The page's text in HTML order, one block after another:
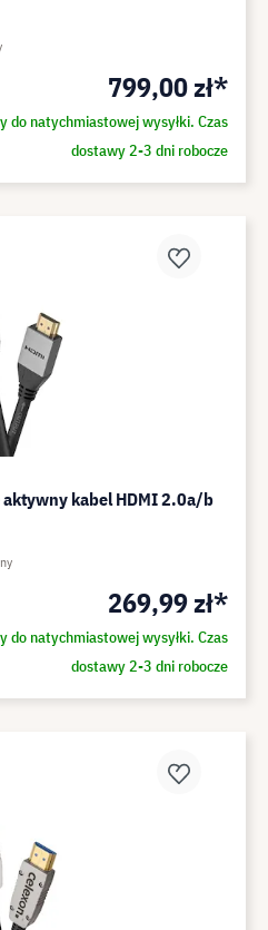
799,00 zł*
do natychmiastowej wysyłki. Czas
dostawy 2-3 dni robocze
kabel HDMI 2.0a/b
269,99 zł*
do natychmiastowej wysyłki. Czas
dostawy 2-3 dni robocze